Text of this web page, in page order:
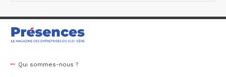
Qui sommes-nous ?